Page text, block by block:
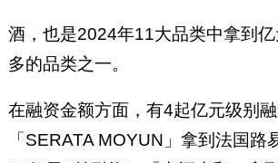
酒，也是2024年11大品类中拿到
多的品类之一。
在融资金额方面，有4起亿元级别
「SERATA MOYUN」拿到法国路